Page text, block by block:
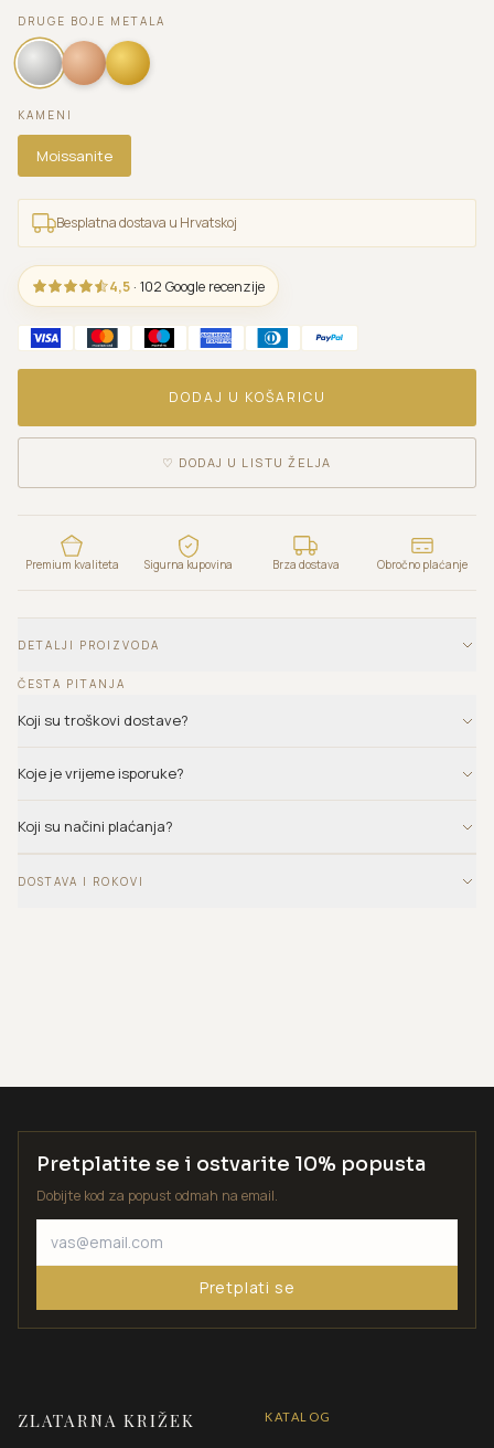
DRUGE BOJE METALA
KAMENI
Moissanite
Besplatna dostava u Hrvatskoj
4,5 · 102 Google recenzije
DODAJ U KOŠARICU
♡ DODAJ U LISTU ŽELJA
Premium kvaliteta Sigurna kupovina Brza dostava Obročno plaćanje
DETALJI PROIZVODA
ČESTA PITANJA
Koji su troškovi dostave?
Koje je vrijeme isporuke?
Koji su načini plaćanja?
DOSTAVA I ROKOVI
Pretplatite se i ostvarite 10% popusta
Dobijte kod za popust odmah na email.
Pretplati se
ZLATARNA KRIŽEK KATALOG